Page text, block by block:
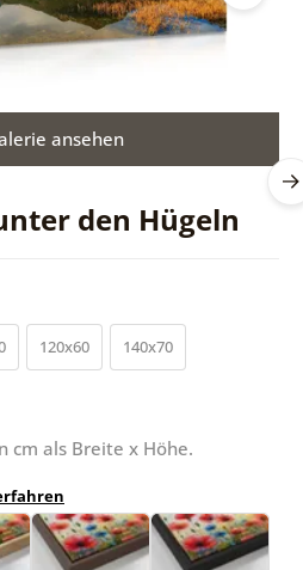
den Hügeln
ansehen
120x60 140x70
cm als Breite x Höhe.